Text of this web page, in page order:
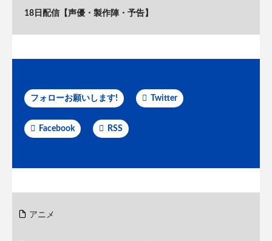
18日配信【声優・製作陣・予告】
フォローお願いします! Twitter
Facebook RSS
アニメ